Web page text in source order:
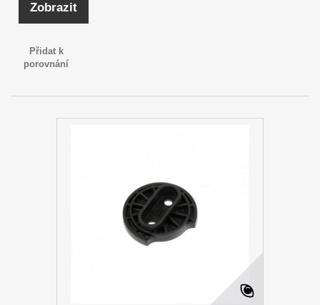
Zobrazit
Přidat k
porovnání